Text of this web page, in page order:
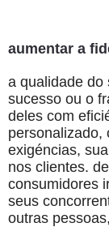
aumentar a
a qualidade do
sucesso ou o
deles com
personalizado,
exigéncias,
nos clientes.
consumidores
seus
outras